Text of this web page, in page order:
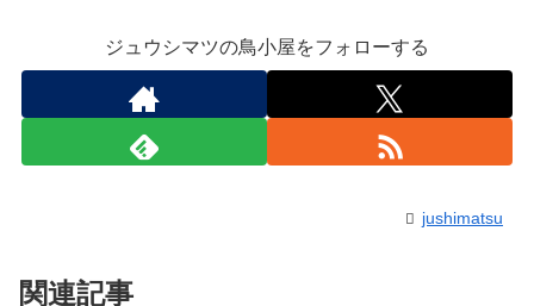
ジュウシマツの鳥小屋をフォローする
jushimatsu
関連記事